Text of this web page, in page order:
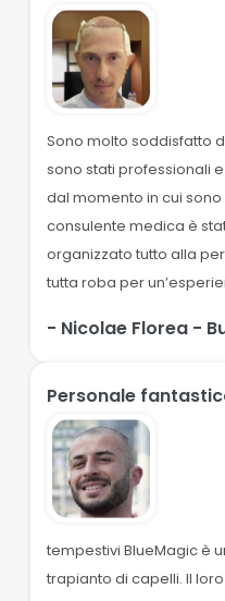
Sono molto soddisfatto
sono stati professionali
dal momento in cui
consulente medica è
organizzato tutto alla
tutta roba per
- Nicolae Florea -
Personale
tempestivi BlueMagic è
trapianto di capelli. Il